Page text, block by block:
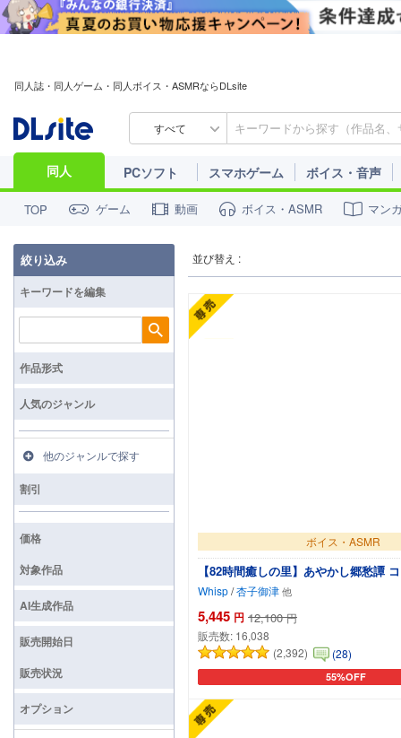
同人誌・同人ゲーム・同人ボイス・ASMRならDLsite
すべて
同人 PCソフト スマホゲーム ボイス・音声
TOP ゲーム 動画 ボイス・ASMR マン
並び替え :
ボイス・ASMR
【82時間癒しの里】あやかし郷愁譚
Whisp/杏子御津
5,445 円 12,100 円
販売数: 16,038
(2,392)
(28)
55%OFF
カートに追加
絞り込み
キーワードを編集
検索
作品形式
人気のジャンル
他のジャンルで探す
割引
価格
対象作品
AI生成作品
販売開始日
販売状況
オプション